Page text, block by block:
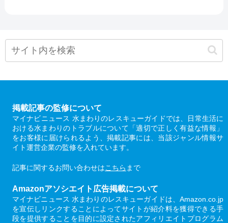
掲載記事の監修について
マイナビニュース 水まわりのレスキューガイドでは、日常生活に
おける水まわりのトラブルについて「適切で正しく有益な情報」
をお客様に届けられるよう、掲載記事には、当該ジャンル情報サ
イト運営企業の監修を入れています。
記事に関するお問い合わせはこちら まで
Amazonアソシエイト広告掲載について
マイナビニュース 水まわりのレスキューガイドは、Amazon.co.jp
を宣伝しリンクすることによってサイトが紹介料を獲得できる手
段を提供することを目的に設定されたアフィリエイトプログラム